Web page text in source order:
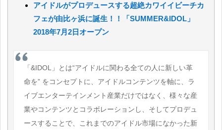
アイドルがプロデュースする超絶カワイイビーチカ
フェが由比ヶ浜に誕生！！「SUMMER&IDOL」
2018年7月2日オープン
「&IDOL」とは“アイドルに関わる全ての人に新しい革
命を” をコンセプトに、アイドルコンテンツを軸に、ラ
イブエンターテインメント産業だけではなく、様々な産
業やコンテンツとコラボレーションし、そしてプロデュ
ースすることで、これまでのアイドル市場になかった新